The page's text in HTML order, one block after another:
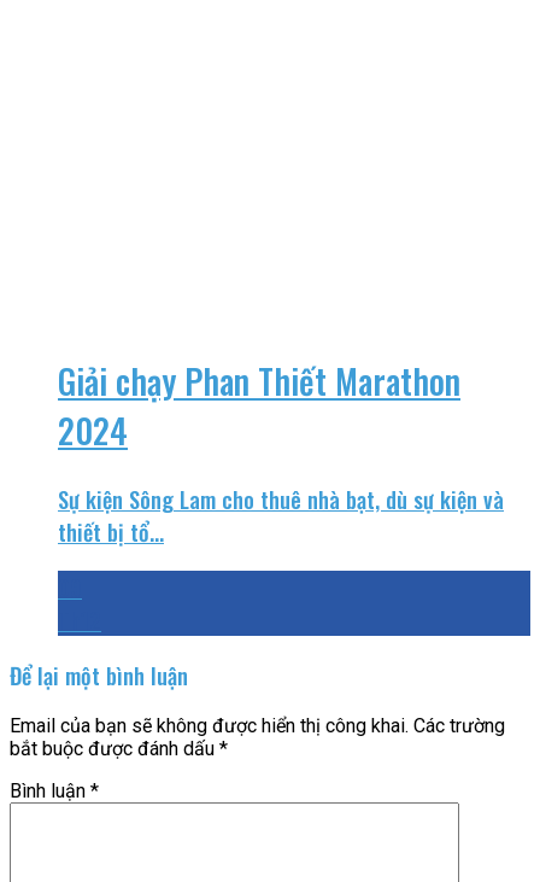
Giải chạy Phan Thiết Marathon
2024
Sự kiện Sông Lam cho thuê nhà bạt, dù sự kiện và
thiết bị tổ...
Để lại một bình luận
Email của bạn sẽ không được hiển thị công khai. Các trường
bắt buộc được đánh dấu *
Bình luận *